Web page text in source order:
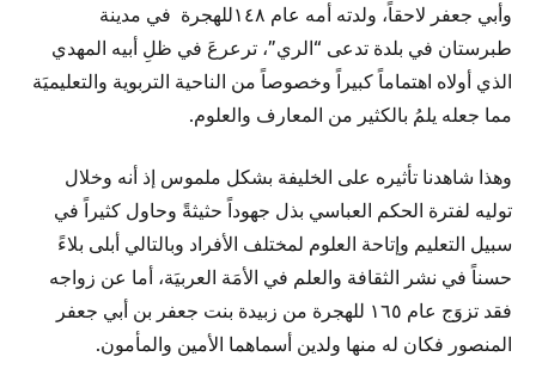
وأبي جعفر لاحقاً، ولدته أمه عام ١٤٨للهجرة في مدينة
طبرستان في بلدة تدعى “الري”، ترعرعَ في ظلِ أبيه المهدي
الذي أولاه اهتماماً كبيراً وخصوصاً من الناحية التربوية والتعليميَة
مما جعله يلمُ بالكثير من المعارف والعلوم.
وهذا شاهدنا تأثيره على الخليفة بشكل ملموس إذ أنه وخلال
توليه لفترة الحكم العباسي بذل جهوداً حثيثةً وحاول كثيراً في
سبيل التعليم وإتاحة العلوم لمختلف الأفراد وبالتالي أبلى بلاءً
حسناً في نشر الثقافة والعلم في الأمَة العربيَة، أما عن زواجه
فقد تزوَج عام ١٦٥ للهجرة من زبيدة بنت جعفر بن أبي جعفر
المنصور فكان له منها ولدين أسماهما الأمين والمأمون.